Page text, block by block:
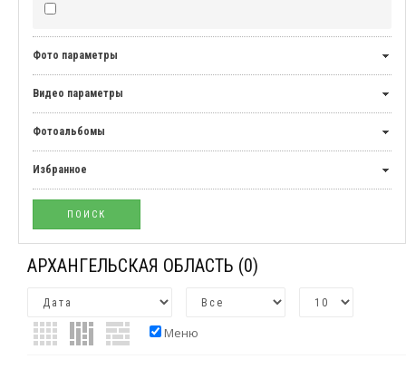
Фото параметры
Видео параметры
Фотоальбомы
Избранное
АРХАНГЕЛЬСКАЯ ОБЛАСТЬ (0)
Меню